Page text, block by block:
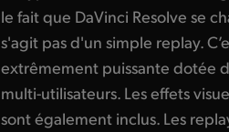
le fait que DaVinci Resolve se
s'agit pas d'un simple replay.
extrêmement puissante dotée
multi-utilisateurs. Les effets
sont également inclus. Les